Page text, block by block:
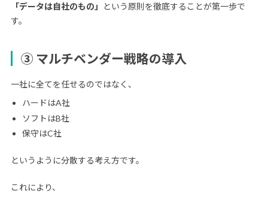
「データは自社のもの」
という原則を徹底することが第一歩で
す。
③ マルチベンダー戦略の導入
一社に全てを任せるのではなく、
ハードはA社
ソフトはB社
保守はC社
というように分散する考え方です。
これにより、